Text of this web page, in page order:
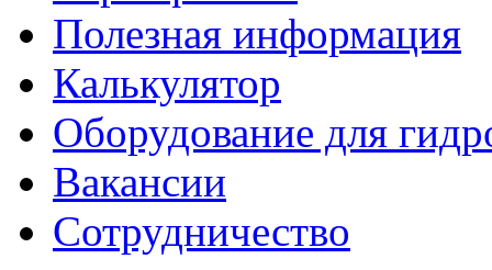
Полезная информация
Калькулятор
Оборудование для
Вакансии
Сотрудничество